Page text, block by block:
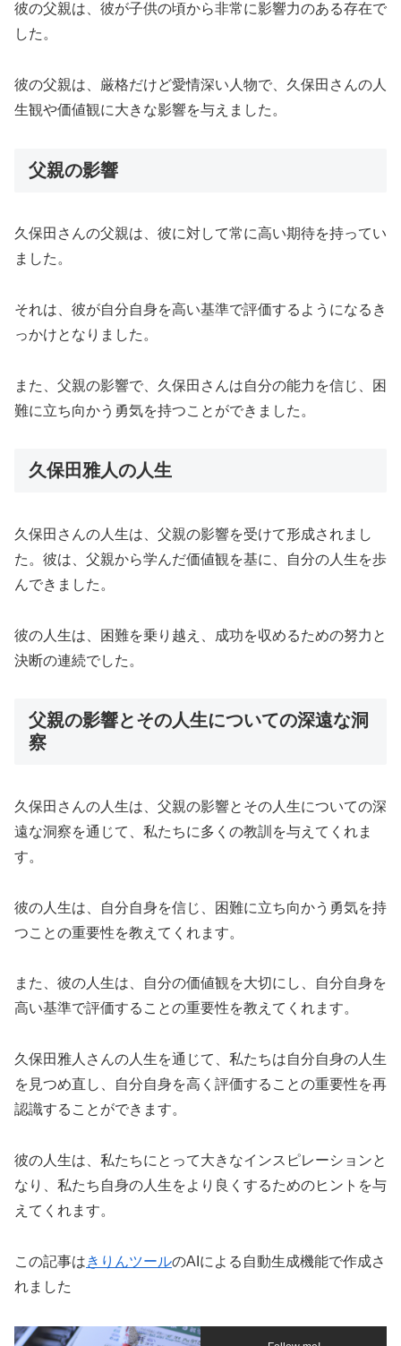
彼の父親は、彼が子供の頃から非常に影響力のある存在で
した。
彼の父親は、厳格だけど愛情深い人物で、久保田さんの人
生観や価値観に大きな影響を与えました。
父親の影響
久保田さんの父親は、彼に対して常に高い期待を持ってい
ました。
それは、彼が自分自身を高い基準で評価するようになるき
っかけとなりました。
また、父親の影響で、久保田さんは自分の能力を信じ、困
難に立ち向かう勇気を持つことができました。
久保田雅人の人生
久保田さんの人生は、父親の影響を受けて形成されまし
た。彼は、父親から学んだ価値観を基に、自分の人生を歩
んできました。
彼の人生は、困難を乗り越え、成功を収めるための努力と
決断の連続でした。
父親の影響とその人生についての深遠な洞
察
久保田さんの人生は、父親の影響とその人生についての深
遠な洞察を通じて、私たちに多くの教訓を与えてくれま
す。
彼の人生は、自分自身を信じ、困難に立ち向かう勇気を持
つことの重要性を教えてくれます。
また、彼の人生は、自分の価値観を大切にし、自分自身を
高い基準で評価することの重要性を教えてくれます。
久保田雅人さんの人生を通じて、私たちは自分自身の人生
を見つめ直し、自分自身を高く評価することの重要性を再
認識することができます。
彼の人生は、私たちにとって大きなインスピレーションと
なり、私たち自身の人生をより良くするためのヒントを与
えてくれます。
この記事はきりんツールのAIによる自動生成機能で作成さ
れました